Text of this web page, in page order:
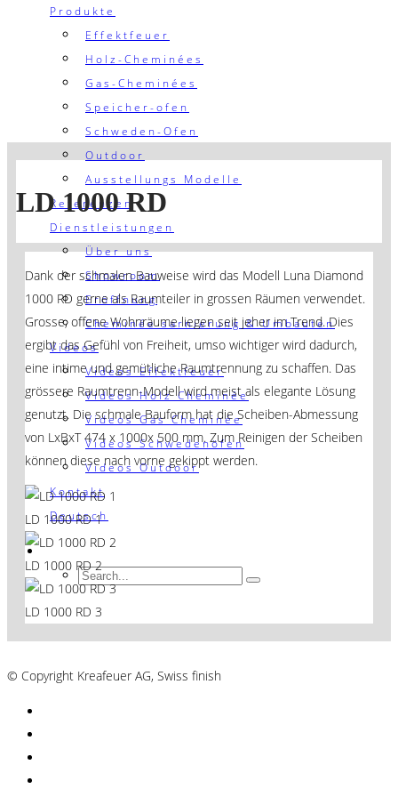
Produkte
Effektfeuer
Holz-Cheminées
Gas-Cheminées
Speicher-ofen
Schweden-Ofen
Outdoor
Ausstellungs Modelle
Referenzen
Dienstleistungen
Über uns
Showroom
Eröffnung
Cheminée sarnierung & Umbauten
Videos
Videos Effektfeuer
Videos Holz Cheminée
Videos Gas Cheminée
Videos Schwedenöfen
Videos Outdoor
Kontakt
Deutsch
LD 1000 RD
Dank der schmalen Bauweise wird das Modell Luna Diamond
1000 RD gerne als Raumteiler in grossen Räumen verwendet.
Grosse, offene Wohnräume liegen seit jeher im Trend. Dies
ergibt das Gefühl von Freiheit, umso wichtiger wird dadurch,
eine intime und gemütliche Raumtrennung zu schaffen. Das
grössere Raumtrenn-Modell wird meist als elegante Lösung
genutzt. Die schmale Bauform hat die Scheiben-Abmessung
von LxBxT 474 x 1000x 500 mm. Zum Reinigen der Scheiben
können diese nach vorne gekippt werden.
LD 1000 RD 1
LD 1000 RD 2
LD 1000 RD 3
© Copyright Kreafeuer AG, Swiss finish